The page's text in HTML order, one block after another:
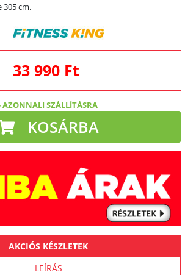
cm.
33 990 Ft
AZONNALI SZÁLLÍTÁSRA
KOSÁRBA
AKCIÓS KÉSZLETEK
LEÍRÁS